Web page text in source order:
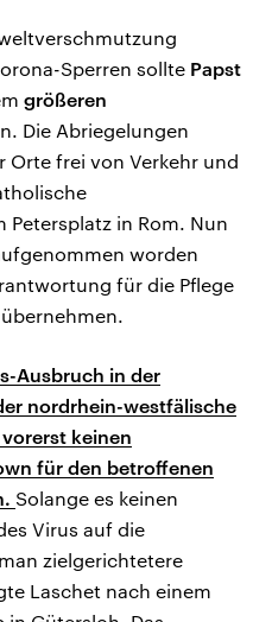
Sperren sollte Papst
größeren
Die Abriegelungen
Orte frei von Verkehr und
in Rom. Nun
worden
für die Pflege
Ausbruch in der
nordrhein-westfälische
keinen
für den betroffenen
Solange es keinen
Virus auf die
zielgerichtetere
Laschet nach einem